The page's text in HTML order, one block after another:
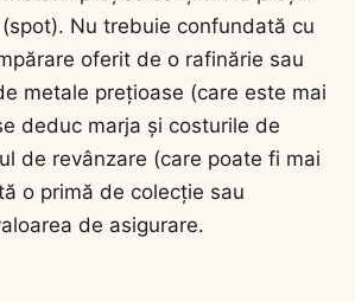
Nu trebuie confundată cu
oferit de o rafinărie sau
metale prețioase (care este mai
deduc marja și costurile de
de revânzare (care poate fi mai
o primă de colecție sau
de asigurare.